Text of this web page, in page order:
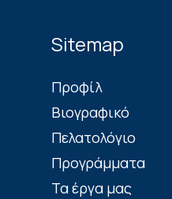
Sitemap
Πρoφίλ
Βιογραφικό
Πελατολόγιο
Προγράμματα
Τα έργα μας